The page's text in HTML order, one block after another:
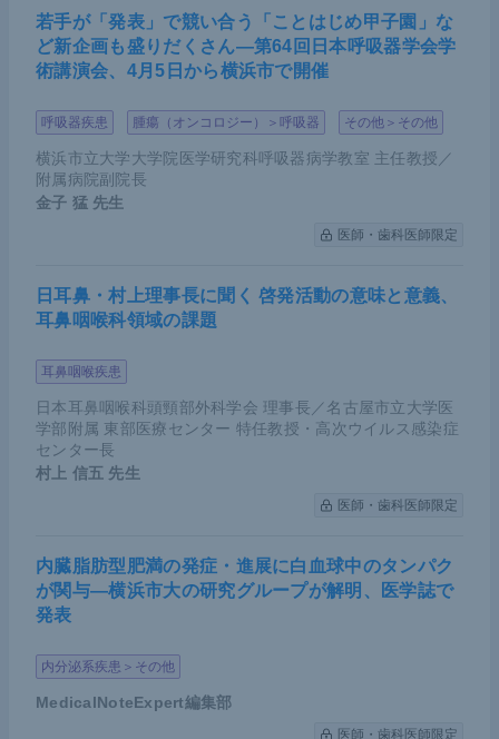
ENGやACVRL1などオスラー病に関連する遺伝子の
場合は比較的発症年齢が高く、SOX17
合は、発症年齢が低い傾向であった。
BMPR2変異に関しては、世代が進むにつれて発症年
AHを発症し子は20歳代で発症した家系や、親の発
症が30歳代で子は10歳代で発症する家系を経験し
るかは不明であるが、遺伝学的検査を行うことで家
族員の早期発見や早期治療に結びつけることができ
る。
HPAHの早期発見に向けた運動負荷検査
我々はHPAHの早期発見を目的として、運動負荷検
動脈圧（mean Pulmonary Artery Pressure：mPA
P）の関係を見ると、正常な肺血管床のmPAPはおよ
そ14±3 mmHgだ。病気の進行に伴い肺血管床が減少
若手が「発表」で競い合う「ことはじめ甲子園」な
ど新企画も盛りだくさん―第64回日本呼吸器学会学
術講演会、4月5日から横浜市で開催
呼吸器疾患 腫瘍（オンコロジー）＞呼吸器 その他＞その他
横浜市立大学大学院医学研究科呼吸器病学教室 主任教授／
附属病院副院長
金子 猛 先生
医師・歯科医師限定
日耳鼻・村上理事長に聞く 啓発活動の意味と意義、
耳鼻咽喉科領域の課題
耳鼻咽喉疾患
日本耳鼻咽喉科頭頸部外科学会 理事長／名古屋市立大学医
学部附属 東部医療センター 特任教授・高次ウイルス感染症
センター長
村上 信五 先生
医師・歯科医師限定
内臓脂肪型肥満の発症・進展に白血球中のタンパク
が関与―横浜市大の研究グループが解明、医学誌で
発表
内分泌系疾患＞その他
MedicalNoteExpert編集部
医師・歯科医師限定